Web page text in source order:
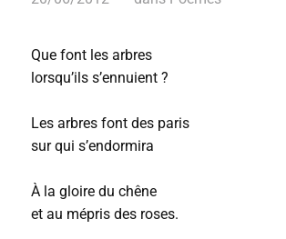
Que font les arbres
lorsqu’ils s’ennuient ?
Les arbres font des paris
sur qui s’endormira
À la gloire du chêne
et au mépris des roses.